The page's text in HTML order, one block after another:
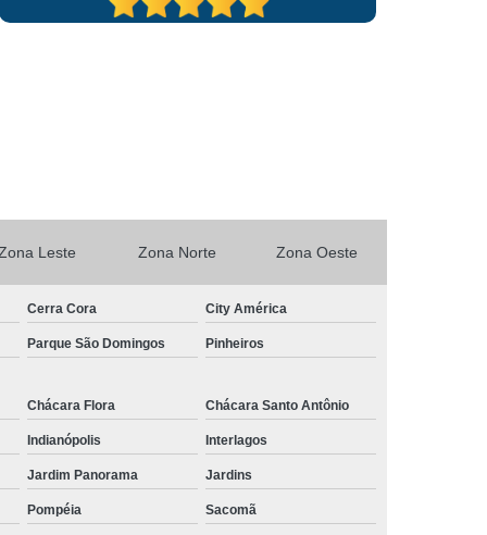
Home Care Fisioterapia Idoso Jardins
Fisioterapia Idosos a Domiciliar
Idosos
Leste Zona Norte Zona Oeste
Cerra Cora City América
Parque São Domingos Pinheiros
Chácara Flora Chácara Santo Antônio
Indianópolis Interlagos
Jardim Panorama Jardins
Pompéia Sacomã